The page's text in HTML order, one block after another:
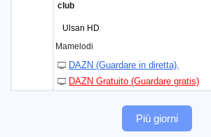
Ulsan HD
Mamelodi
DAZN (Guardare in diretta)
DAZN Gratuito (Guardare gratis)
Più giorni